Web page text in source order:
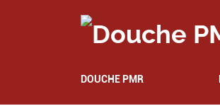
DOUCHE PMR